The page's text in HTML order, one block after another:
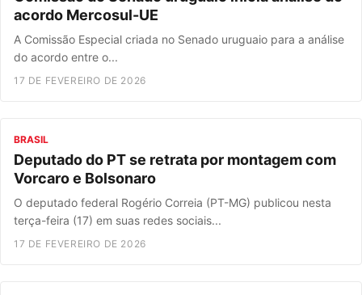
acordo Mercosul-UE
A Comissão Especial criada no Senado uruguaio para a análise
do acordo entre o...
17 DE FEVEREIRO DE 2026
BRASIL
Deputado do PT se retrata por montagem com
Vorcaro e Bolsonaro
O deputado federal Rogério Correia (PT-MG) publicou nesta
terça-feira (17) em suas redes sociais...
17 DE FEVEREIRO DE 2026